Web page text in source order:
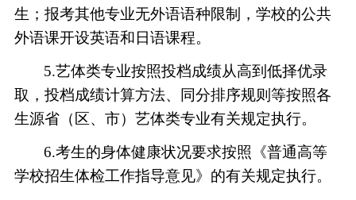
生；报考其他专业无外语语种限制，学校的公共
外语课开设英语和日语课程。
5.艺体类专业按照投档成绩从高到低择优录
取，投档成绩计算方法、同分排序规则等按照各
生源省（区、市）艺体类专业有关规定执行。
6.考生的身体健康状况要求按照《普通高等
学校招生体检工作指导意见》的有关规定执行。